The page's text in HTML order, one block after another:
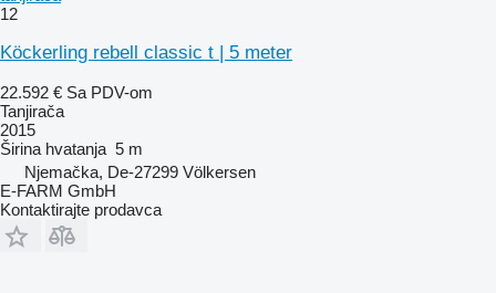
12
Köckerling rebell classic t | 5 meter
22.592 € Sa PDV-om
Tanjirača
2015
Širina hvatanja 5 m
Njemačka, De-27299 Völkersen
E-FARM GmbH
Kontaktirajte prodavca